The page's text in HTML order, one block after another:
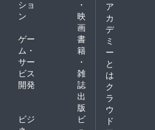
ショ
ン
・
映
画
ゲー
ム・
サー
ビス
開発
書
籍
・
雑
誌
出
版
ビジ
ビ
ア
カ
デ
ミ
ー
と
は
ク
ラ
ウ
ド